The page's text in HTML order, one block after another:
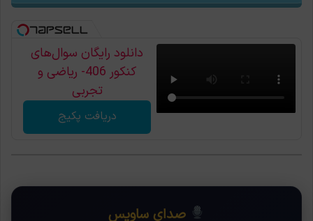
دانلود رایگان سوال‌های
کنکور 406- ریاضی و
تجربی
دریافت پکیج
صدای ساویس